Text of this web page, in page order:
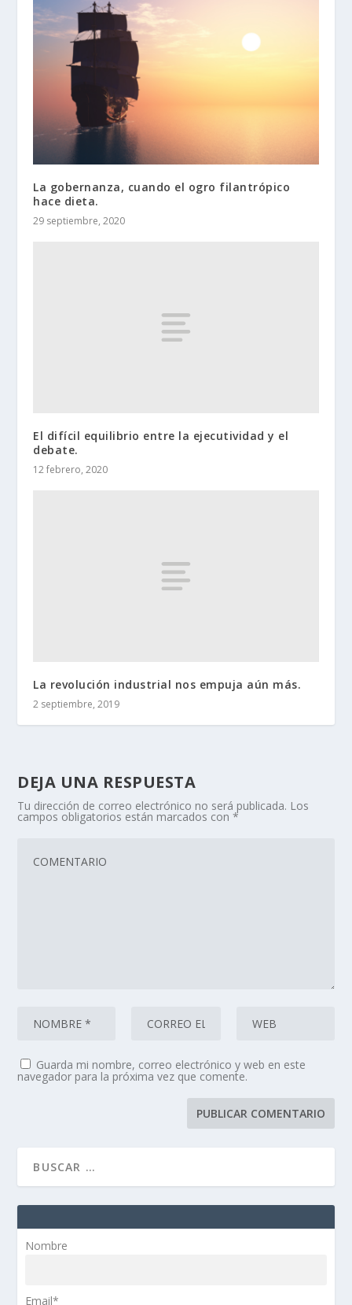
La gobernanza, cuando el ogro filantrópico
hace dieta.
29 septiembre, 2020
El difícil equilibrio entre la ejecutividad y el
debate.
12 febrero, 2020
La revolución industrial nos empuja aún más.
2 septiembre, 2019
DEJA UNA RESPUESTA
Tu dirección de correo electrónico no será publicada. Los
campos obligatorios están marcados con*
Guarda mi nombre, correo electrónico y web en este
navegador para la próxima vez que comente.
Nombre
Email*